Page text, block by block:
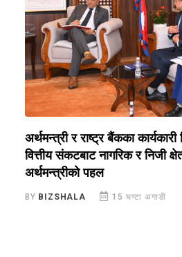
अर्थमन्त्री र राष्ट्र बैंकका
वित्तीय संकटबाट नागरिक र निजी
अर्थमन्त्रीको पहल
BY BIZSHALA 15 घण्टा अगाडी